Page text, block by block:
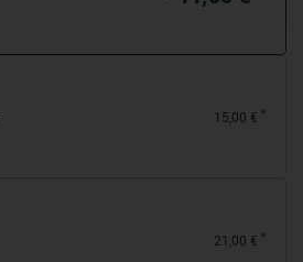
15,00 € *
21,00 € *